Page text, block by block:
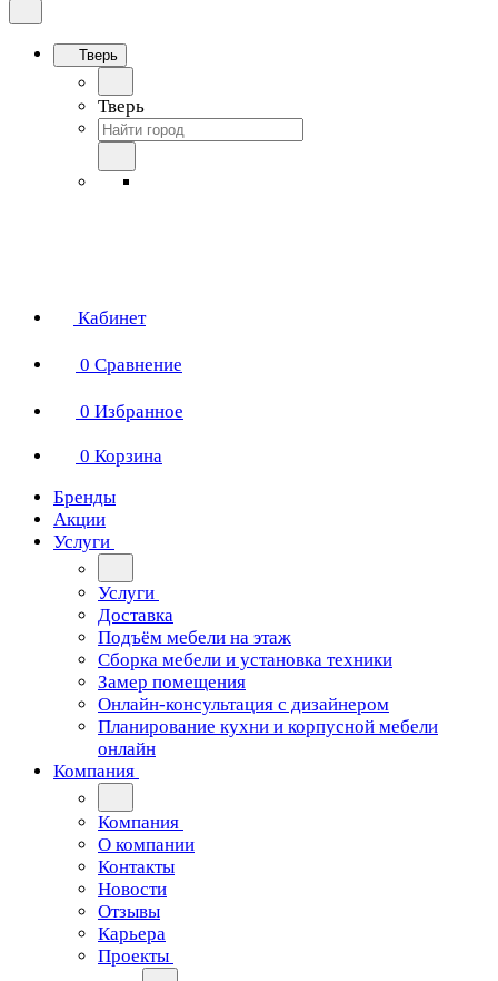
Тверь
Тверь
Кабинет
0 Сравнение
0 Избранное
0 Корзина
Бренды
Акции
Услуги
Услуги
Доставка
Подъём мебели на этаж
Сборка мебели и установка техники
Замер помещения
Онлайн-консультация с дизайнером
Планирование кухни и корпусной мебели
онлайн
Компания
Компания
О компании
Контакты
Новости
Отзывы
Карьера
Проекты